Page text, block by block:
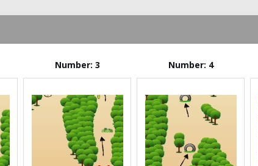
Number: 3 Number: 4